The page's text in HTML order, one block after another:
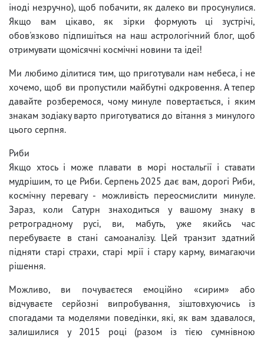
іноді незручно), щоб побачити, як далеко ви просунулися.
Якщо вам цікаво, як зірки формують ці зустрічі,
обов'язково підпишіться на наш астрологічний блог, щоб
отримувати щомісячні космічні новини та ідеї!
Ми любимо ділитися тим, що приготували нам небеса, і не
хочемо, щоб ви пропустили майбутні одкровення. А тепер
давайте розберемося, чому минуле повертається, і яким
знакам зодіаку варто приготуватися до вітання з минулого
цього серпня.
Риби
Якщо хтось і може плавати в морі ностальгії і ставати
мудрішим, то це Риби. Серпень 2025 дає вам, дорогі Риби,
космічну перевагу - можливість переосмислити минуле.
Зараз, коли Сатурн знаходиться у вашому знаку в
ретроградному русі, ви, мабуть, уже якийсь час
перебуваєте в стані самоаналізу. Цей транзит здатний
підняти старі страхи, старі мрії і стару карму, вимагаючи
рішення.
Можливо, ви почуваєтеся емоційно «сирим» або
відчуваєте серйозні випробування, зіштовхуючись із
спогадами та моделями поведінки, які, як вам здавалося,
залишилися у 2015 році (разом із тією сумнівною